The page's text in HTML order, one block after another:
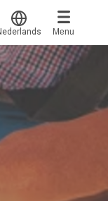
en selectie.
Menu